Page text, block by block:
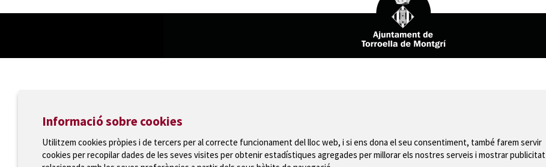
Informació sobre cookies
Utilitzem cookies pròpies i de tercers per al correcte funcionament del lloc web, i si ens dona el seu consentiment, també farem servir
cookies per recopilar dades de les seves visites per obtenir estadístiques agregades per millorar els nostres serveis i mostrar publicitat